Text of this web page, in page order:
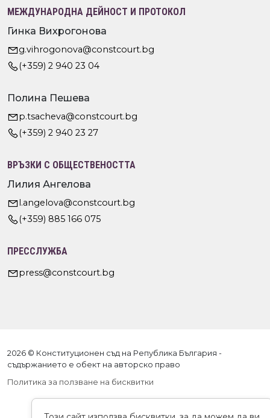
МЕЖДУНАРОДНА ДЕЙНОСТ И ПРОТОКОЛ
Гинка Вихрогонова
g.vihrogonova@constcourt.bg
(+359) 2 940 23 04
Полина Пешева
p.tsacheva@constcourt.bg
(+359) 2 940 23 27
ВРЪЗКИ С ОБЩЕСТВЕНОСТТА
Лилия Ангелова
l.angelova@constcourt.bg
(+359) 885 166 075
ПРЕССЛУЖБА
press@constcourt.bg
2026 © Конституционен съд на Република България -
съдържанието е обект на авторско право
Политика за ползване на бисквитки